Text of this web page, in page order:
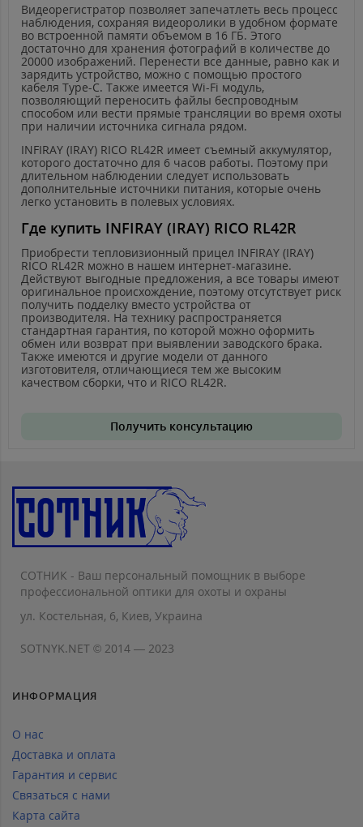
Видеорегистратор позволяет запечатлеть весь процесс
наблюдения, сохраняя видеоролики в удобном формате
во встроенной памяти объемом в 16 ГБ. Этого
достаточно для хранения фотографий в количестве до
20000 изображений. Перенести все данные, равно как и
зарядить устройство, можно с помощью простого
кабеля Type-C. Также имеется Wi-Fi модуль,
позволяющий переносить файлы беспроводным
способом или вести прямые трансляции во время охоты
при наличии источника сигнала рядом.
INFIRAY (IRAY) RICO RL42R имеет съемный аккумулятор,
которого достаточно для 6 часов работы. Поэтому при
длительном наблюдении следует использовать
дополнительные источники питания, которые очень
легко установить в полевых условиях.
Где купить INFIRAY (IRAY) RICO RL42R
Приобрести тепловизионный прицел INFIRAY (IRAY)
RICO RL42R можно в нашем интернет-магазине.
Действуют выгодные предложения, а все товары имеют
оригинальное происхождение, поэтому отсутствует риск
получить подделку вместо устройства от
производителя. На технику распространяется
стандартная гарантия, по которой можно оформить
обмен или возврат при выявлении заводского брака.
Также имеются и другие модели от данного
изготовителя, отличающиеся тем же высоким
качеством сборки, что и RICO RL42R.
Получить консультацию
СОТНИК - Ваш персональный помощник в выборе
профессиональной оптики для охоты и охраны
ул. Костельная, 6, Киев, Украина
SOTNYK.NET © 2014 — 2023
ИНФОРМАЦИЯ
О нас
Доставка и оплата
Гарантия и сервис
Связаться с нами
Карта сайта